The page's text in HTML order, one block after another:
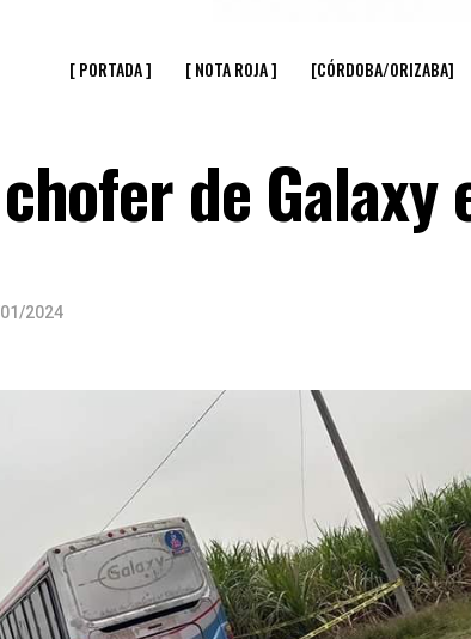
[ PORTADA ] [ NOTA ROJA ] [CÓRDOBA/ORIZABA]
de Galaxy
2024